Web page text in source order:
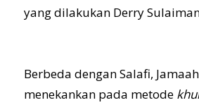
yang dilakukan Derry
Berbeda dengan Salafi,
menekankan pada metode